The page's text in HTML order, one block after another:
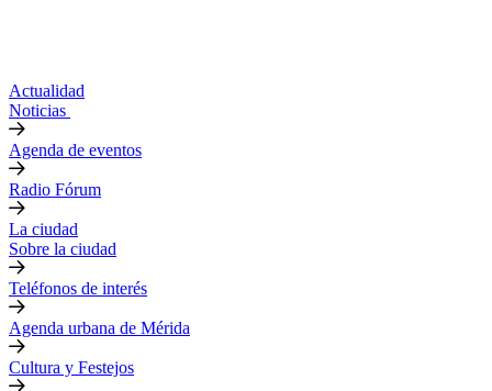
Actualidad
Noticias
Agenda de eventos
Radio Fórum
La ciudad
Sobre la ciudad
Teléfonos de interés
Agenda urbana de Mérida
Cultura y Festejos